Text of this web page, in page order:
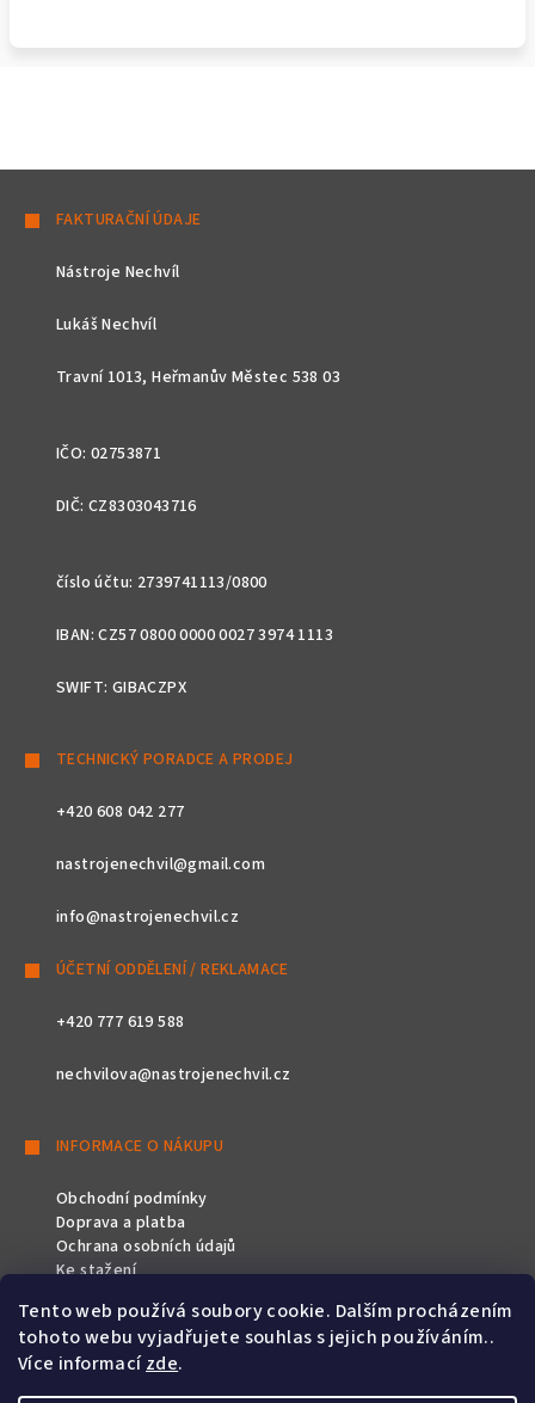
Tento web používá soubory cookie. Dalším procházením
tohoto webu vyjadřujete souhlas s jejich používáním..
Více informacízde.
FAKTURAČNÍ ÚDAJE
Nástroje Nechvíl
Lukáš Nechvíl
Travní 1013, Heřmanův Městec 538 03
IČO: 02753871
DIČ: CZ8303043716
číslo účtu: 2739741113/0800
IBAN: CZ57 0800 0000 0027 3974 1113
SWIFT: GIBACZPX
TECHNICKÝ PORADCE A PRODEJ
+420 608 042 277
nastrojenechvil@gmail.com
info@nastrojenechvil.cz
ÚČETNÍ ODDĚLENÍ / REKLAMACE
+420 777 619 588
nechvilova@nastrojenechvil.cz
INFORMACE O NÁKUPU
Obchodní podmínky
Doprava a platba
Ochrana osobních údajů
Ke stažení
SLEDUJTE NÁS